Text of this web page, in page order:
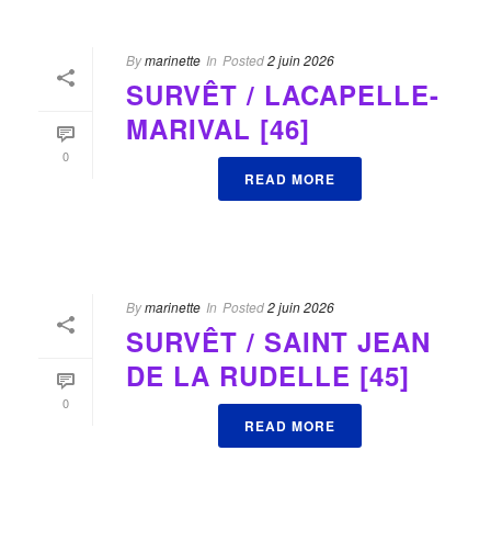
0
Bymarinette In Posted2 juin 2026
SURVÊT / LACAPELLE-
MARIVAL [46]
READ MORE
0
Bymarinette In Posted2 juin 2026
SURVÊT / SAINT JEAN
DE LA RUDELLE [45]
READ MORE